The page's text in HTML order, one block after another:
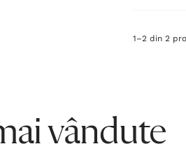
1–2 din 2
vândute